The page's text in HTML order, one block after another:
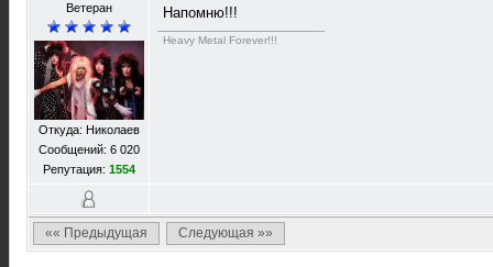
Ветеран
Откуда: Николаев
Сообщений: 6 020
Репутация: 1554
Напомню!!!
Heavy Metal Forever!!!
«« Предыдущая Следующая »»